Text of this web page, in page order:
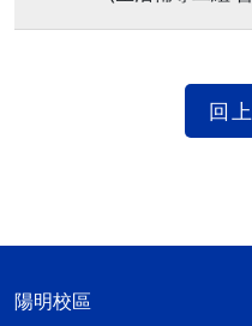
回
陽明校區